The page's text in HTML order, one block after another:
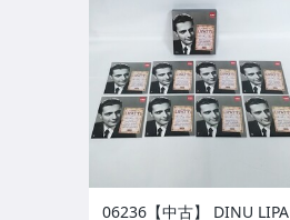
06236【中古】 DINU LIPA